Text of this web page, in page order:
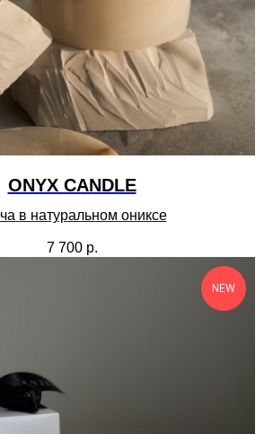
ONYX CANDLE
в натуральном ониксе
7 700 р.
NEW